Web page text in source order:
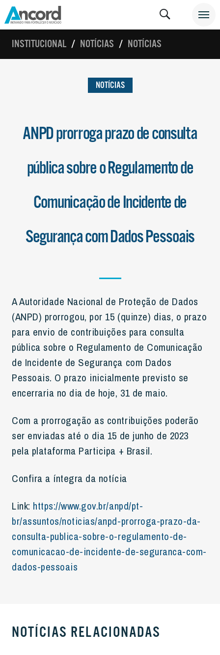
INSTITUCIONAL NOTÍCIAS NOTÍCIAS
NOTÍCIAS
ANPD prorroga prazo de consulta
pública sobre o Regulamento de
Comunicação de Incidente de
Segurança com Dados Pessoais
A Autoridade Nacional de Proteção de Dados
(ANPD) prorrogou, por 15 (quinze) dias, o prazo
para envio de contribuições para consulta
pública sobre o Regulamento de Comunicação
de Incidente de Segurança com Dados
Pessoais. O prazo inicialmente previsto se
encerraria no dia de hoje, 31 de maio.
Com a prorrogação as contribuições poderão
ser enviadas até o dia 15 de junho de 2023
pela plataforma Participa + Brasil.
Confira a íntegra da notícia
Link: https://www.gov.br/anpd/pt-
br/assuntos/noticias/anpd-prorroga-prazo-da-
consulta-publica-sobre-o-regulamento-de-
comunicacao-de-incidente-de-seguranca-com-
dados-pessoais
NOTÍCIAS RELACIONADAS